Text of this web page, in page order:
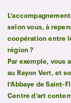
selon vous, à
coopération entre
région ?
Par exemple,
au Rayon Vert, et
l’Abbaye de Saint-
Centre d’art